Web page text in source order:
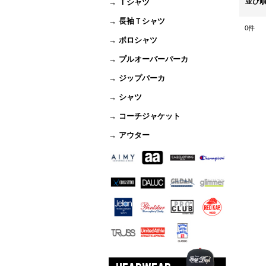
→ Ｔシャツ
→ 長袖Ｔシャツ
→ ポロシャツ
→ プルオーバーパーカ
→ ジップパーカ
→ シャツ
→ コーチジャケット
→ アウター
0件